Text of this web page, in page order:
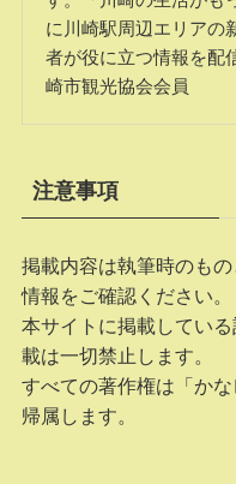
に川崎駅周辺エリアの
者が役に立つ情報を配
崎市観光協会会員
注意事項
掲載内容は執筆時のも
情報をご確認ください。
本サイトに掲載してい
載は一切禁止します。
すべての著作権は「か
帰属します。